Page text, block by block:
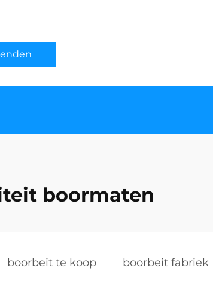
boormaten
boorbeit te koop boorbeit fabriek